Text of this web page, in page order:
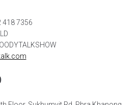
418 7356